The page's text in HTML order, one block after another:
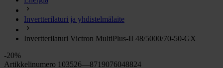
Energia
Keittiö ja kaasu chevron_right
Lämpö chevron_right
Invertterilaturi ja yhdistelmälaite
Invertterilaturi Victron MultiPlus-II 48/5000/70-50-GX
-20%
Artikkelinumero 103526—8719076048824